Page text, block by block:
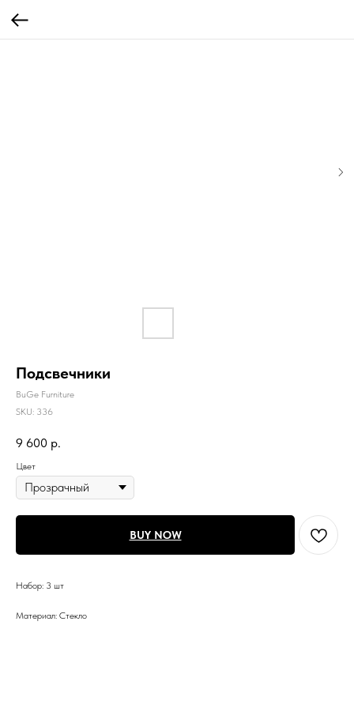
Подсвечники
BuGe Furniture
SKU: 336
9 600 р.
Цвет
BUY NOW
Набор: 3 шт
Материал: Стекло